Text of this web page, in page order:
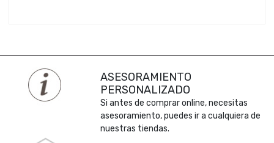
ASESORAMIENTO
PERSONALIZADO
Si antes de comprar online, necesitas
asesoramiento, puedes ir a cualquiera de
nuestras tiendas.